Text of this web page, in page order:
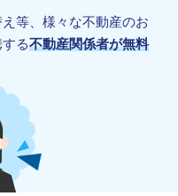
等、様々な不動産のお
る不動産関係者が無料